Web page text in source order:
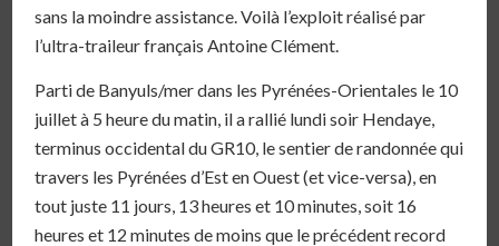
sans la moindre assistance. Voilà l’exploit réalisé par
l’ultra-traileur français Antoine Clément.
Parti de Banyuls/mer dans les Pyrénées-Orientales le 10
juillet à 5 heure du matin, il a rallié lundi soir Hendaye,
terminus occidental du GR10, le sentier de randonnée qui
travers les Pyrénées d’Est en Ouest (et vice-versa), en
tout juste 11 jours, 13 heures et 10 minutes, soit 16
heures et 12 minutes de moins que le précédent record